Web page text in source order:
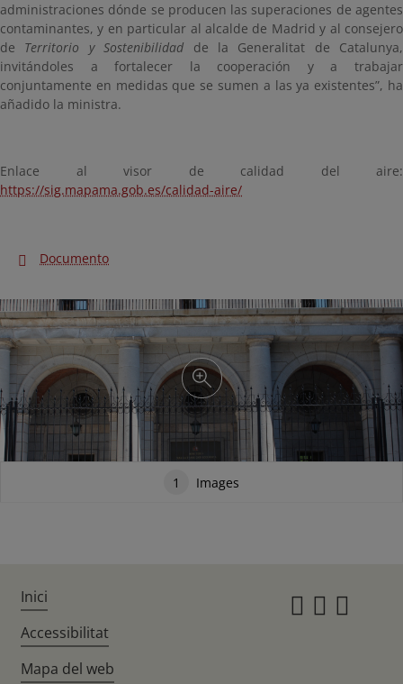
administraciones dónde se producen las superaciones de agentes
contaminantes, y en particular al alcalde de Madrid y al consejero
de Territorio y Sostenibilidad de la Generalitat de Catalunya,
invitándoles a
fortalecer la cooperación y a trabajar
conjuntamente en medidas que se sumen a las ya existentes”, ha
añadido la ministra.
Enlace al visor de calidad del aire:
https://sig.mapama.gob.es/calidad-aire/
Documento
1 Images
Inici
Accessibilitat
Mapa del web